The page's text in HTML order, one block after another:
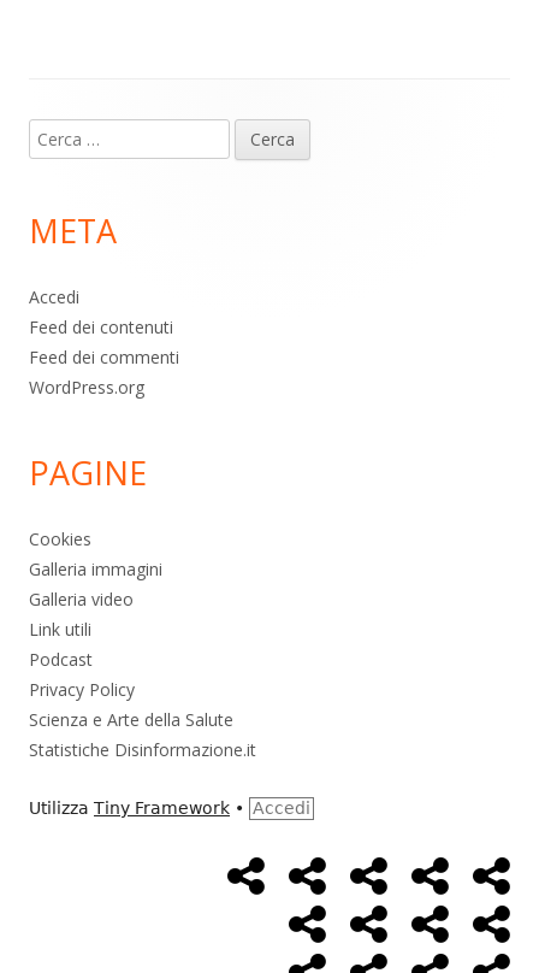
piè
pagina
Ricerca
per:
META
Accedi
Feed dei contenuti
Feed dei commenti
WordPress.org
PAGINE
Cookies
Galleria immagini
Galleria video
Link utili
Podcast
Privacy Policy
Scienza e Arte della Salute
Statistiche Disinformazione.it
Utilizza Tiny Framework • Accedi
MenùHome
Page
Alimentazione
AmbienteBambini
Cancro ControlloEconomia
FarmaciMassoneriaNWO